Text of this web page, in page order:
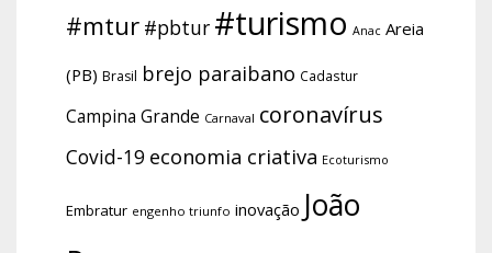
#mtur #pbtur #turismo Anac Areia
(PB) Brasil brejo paraibano Cadastur
Campina Grande Carnaval coronavírus
Covid-19 economia criativa Ecoturismo
Embratur engenho triunfo inovação João